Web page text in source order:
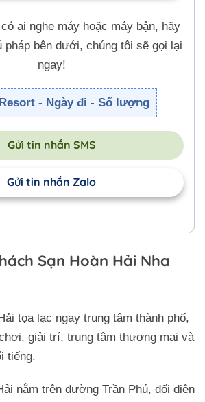
ai nghe máy hoặc máy bận, hãy
pháp bên dưới, chúng tôi sẽ gọi lại
ngay!
- Ngày đi - Số lượng
Gửi tin nhắn SMS
Gửi tin nhắn Zalo
Sạn Hoàn Hải Nha
tọa lạc ngay trung tâm thành phố,
giải trí, trung tâm thương mại và
tiếng.
nằm trên đường Trần Phú, đối diện